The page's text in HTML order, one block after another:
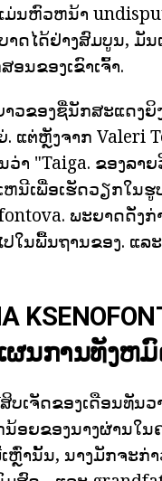
ນຫົວຫນ້າ
ດໄດ້ຢ່າງສົມບູນ, ມັ
ອນຂອງເຂົາເຈົ້າ.
າວຂອງຊື່ນັກສະແດງ
ແຕ່ຫຼັງຈາກ Valeri
ວ່າ "Taiga. ຂອງລ
ນີເພື່ອເຮັດວຽກໃນຮູ
ພະຍາດດັ່ງ
ປໃນພື້ນຖານຂອງ. ແ
ນການທັງຫ
ບເຈັດຂອງເດືອນທັນ
ນ້ອຍຂອງນາງຜ່ານໃ
ຫຼົ່ານັ້ນ, ນາງມັກຈະກ່